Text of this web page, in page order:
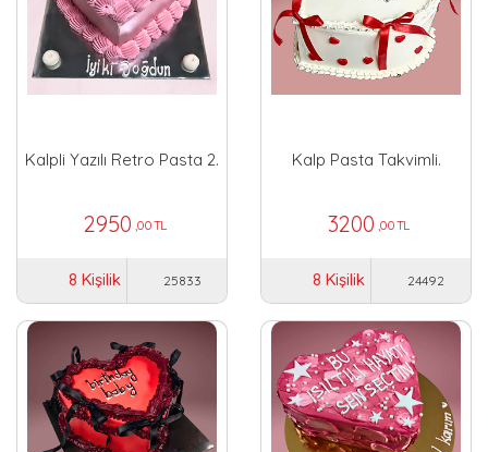
Kalpli Yazılı Retro Pasta 2.
2950 ,00 TL
8 Kişilik 25833
Kalp Pasta Takvimli.
3200 ,00 TL
8 Kişilik 24492